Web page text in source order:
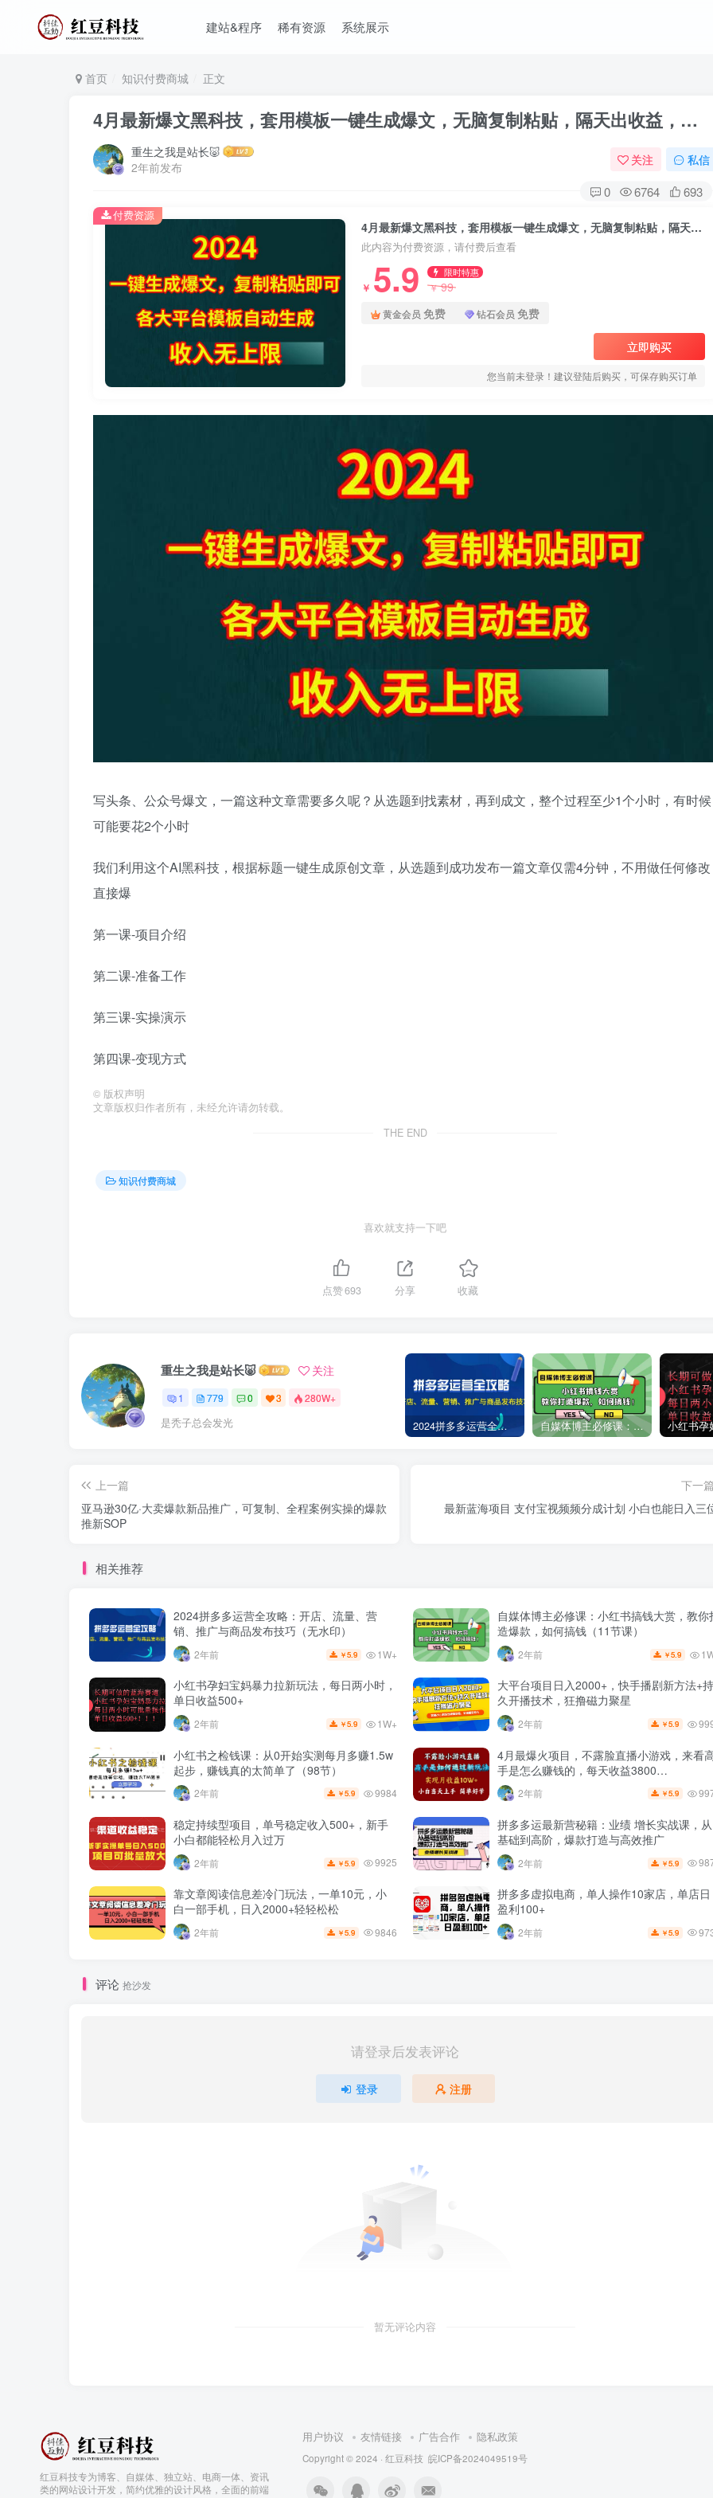
建站&程序 稀有资源 系统展示
首页 知识付费商城 正文
4月最新爆文黑科技，套用模板一键生成爆文，无脑复制粘贴，隔天出收益，…
重生之我是站长🐷
2年前发布
关注 私信
0 6764 693
4月最新爆文黑科技，套用模板一键生成爆文，无脑复制粘贴，隔天出收益，…
此内容为付费资源，请付费后查看
￥ 5.9 限时特惠
￥99
黄金会员 免费 钻石会员 免费
立即购买
您当前未登录！建议登陆后购买，可保存购买订单
付费资源
写头条、公众号爆文，一篇这种文章需要多久呢？从选题到找素材，再到成文，整个过程至少1个小时，有时候
可能要花2个小时
我们利用这个AI黑科技，根据标题一键生成原创文章，从选题到成功发布一篇文章仅需4分钟，不用做任何修改
直接爆
第一课-项目介绍
第二课-准备工作
第三课-实操演示
第四课-变现方式
© 版权声明
文章版权归作者所有，未经允许请勿转载。
THE END
知识付费商城
喜欢就支持一下吧
点赞693 分享 收藏
重生之我是站长🐷 关注
1 779 0 3 280W+
是秃子总会发光 2024拼多多运营全攻略：开店、流量、营销、推广与商品发布技巧（无水印） 自媒体博主必修课：小红书搞钱大赏，教你打造爆款，如何搞钱（11节课）
上一篇
亚马逊30亿·大卖爆款新品推广，可复制、全程案例实操的爆款
推新SOP
下一篇
最新蓝海项目 支付宝视频频分成计划 小白也能日入三
相关推荐
2024拼多多运营全攻略：开店、流量、营
销、推广与商品发布技巧（无水印）
2年前 ￥5.9 1W+
自媒体博主必修课：小红书搞钱大赏，教你
造爆款，如何搞钱（11节课）
2年前 ￥5.9
小红书孕妇宝妈暴力拉新玩法，每日两小时，
单日收益500+
2年前 ￥5.9 1W+
大平台项目日入2000+，快手播剧新方法+持
久开播技术，狂撸磁力聚星
2年前 ￥5.9
小红书之检钱课：从0开始实测每月多赚1.5w
起步，赚钱真的太简单了（98节）
2年前 ￥5.9 9984
4月最爆火项目，不露脸直播小游戏，来看
手是怎么赚钱的，每天收益3800…
2年前 ￥5.9
稳定持续型项目，单号稳定收入500+，新手
小白都能轻松月入过万
2年前 ￥5.9 9925
拼多多运最新营秘籍：业绩 增长实战课，从
基础到高阶，爆款打造与高效推广
2年前 ￥5.9
靠文章阅读信息差冷门玩法，一单10元，小
白一部手机，日入2000+轻轻松松
2年前 ￥5.9 9846
拼多多虚拟电商，单人操作10家店，单店日
盈利100+
2年前 ￥5.9
评论 抢沙发
请登录后发表评论
登录 注册
暂无评论内容
红豆科技专为博客、自媒体、独立站、电商一体、资讯
类的网站设计开发，简约优雅的设计风格，全面的前端
用户协议 友情链接 广告合作 隐私政策
Copyright © 2024 · 红豆科技 皖ICP备2024049519号